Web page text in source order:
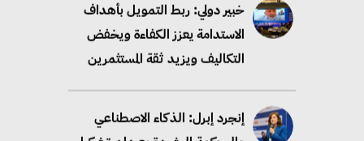
خبير دولي: ربط التمويل بأهداف
الاستدامة يعزز الكفاءة ويخفض
التكاليف ويزيد ثقة المستثمرين
إنجرد إبرل: الذكاء الاصطناعي